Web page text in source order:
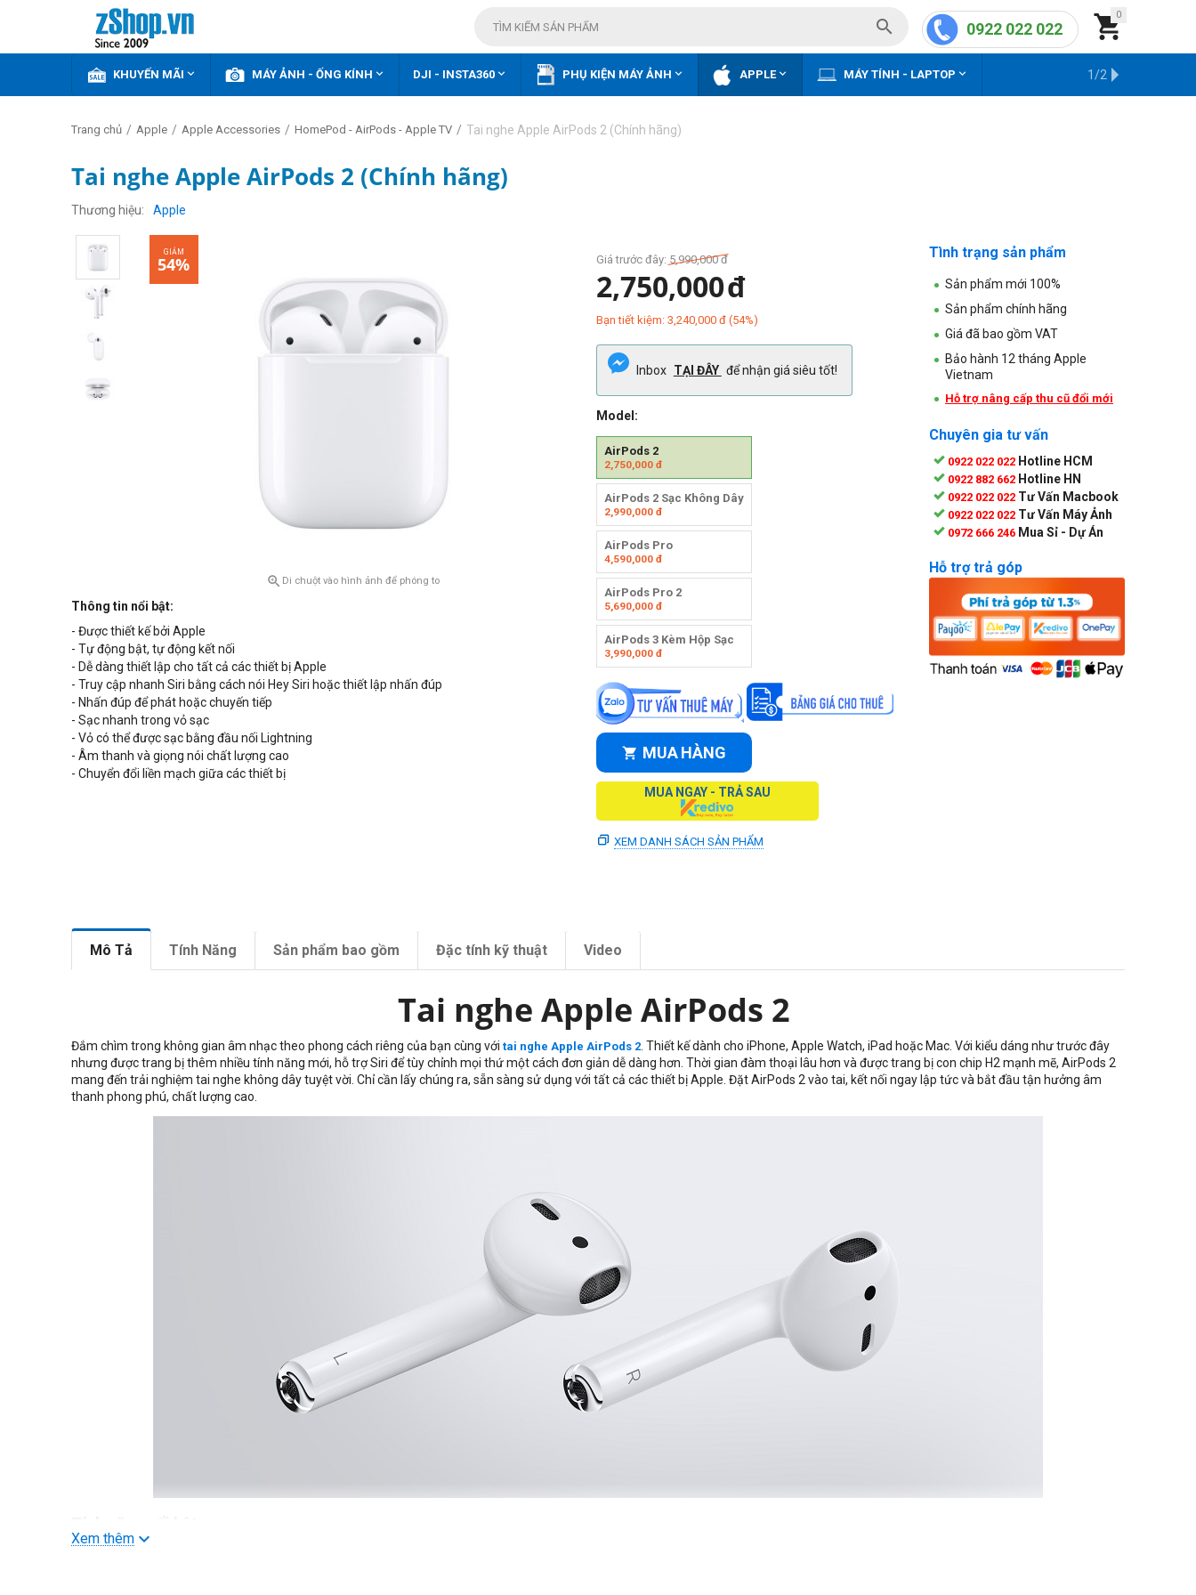
0

0922 022 022

KHUYẾN MÃI  MÁY ẢNH - ỐNG KÍNH  DJI - INSTA360  PHỤ KIỆN MÁY ẢNH  APPLE MÁY TÍNH - LAPTOP  KHO HÀNG CŨ
1/2
Trang chủ / Apple / Apple Accessories / HomePod - AirPods - Apple TV / Tai nghe Apple AirPods 2 (Chính hãng)
Tai nghe Apple AirPods 2 (Chính hãng)
Thương hiệu Apple
54%
 Di chuột vào hình ảnh để phóng to
Thông tin nổi bật:
- Được thiết kế bởi Apple
- Tự động bật, tự động kết nối
- Dễ dàng thiết lập cho tất cả các thiết bị Apple
- Truy cập nhanh Siri bằng cách nói Hey Siri hoặc thiết lập nhấn đúp
- Nhấn đúp để phát hoặc chuyến tiếp
- Sạc nhanh trong vỏ sạc
- Vỏ có thể được sạc bằng đầu nối Lightning
- Âm thanh và giọng nói chất lượng cao
- Chuyển đổi liền mạch giữa các thiết bị
Giá trước đây: 5,990,000 đ
2,750,000đ
Bạn tiết kiệm: 3,240,000đ(54%)
Inbox TẠI ĐÂY để nhận giá siêu tốt!
Model:
AirPods 2
2,750,000đ
AirPods 2 Sạc Không Dây
2,990,000đ
AirPods Pro
4,590,000đ
AirPods Pro 2
5,690,000đ
AirPods 3 Kèm Hộp Sạc
3,990,000đ
MUA HÀNG
MUA NGAY - TRẢ SAU
XEM DANH SÁCH SẢN PHẨM
Tình trạng sản phẩm
Sản phẩm mới 100%
Sản phẩm chính hãng
Giá đã bao gồm VAT
Bảo hành 12 tháng Apple
Vietnam
Hỗ trợ nâng cấp thu cũ đổi mới
Chuyên gia tư vấn
0922 022 022 Hotline HCM
0922 882 662 Hotline HN
0922 022 022 Tư Vấn Macbook
0922 022 022 Tư Vấn Máy Ảnh
0972 666 246 Mua Sỉ - Dự Án
Hỗ trợ trả góp
Mô Tả Tính Năng Sản phẩm bao gồm Đặc tính kỹ thuật Video
Tai nghe Apple AirPods 2
Đắm chìm trong không gian âm nhạc theo phong cách riêng của bạn cùng với tai nghe Apple AirPods 2 . Thiết kế dành cho iPhone, Apple Watch, iPad hoặc Mac. Với kiểu dáng như trước đây
nhưng được trang bị thêm nhiều tính năng mới, hỗ trợ Siri để tùy chỉnh mọi thứ một cách đơn giản dễ dàng hơn. Thời gian đàm thoại lâu hơn và được trang bị con chip H2 mạnh mẽ, AirPods 2
mang đến trải nghiệm tai nghe không dây tuyệt vời. Chỉ cần lấy chúng ra, sẵn sàng sử dụng với tất cả các thiết bị Apple. Đặt AirPods 2 vào tai, kết nối ngay lập tức và bắt đầu tận hưởng âm
thanh phong phú, chất lượng cao.
Xem thêm